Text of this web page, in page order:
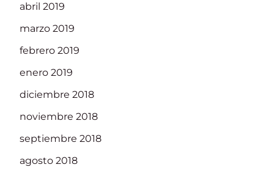
abril 2019
marzo 2019
febrero 2019
enero 2019
diciembre 2018
noviembre 2018
septiembre 2018
agosto 2018